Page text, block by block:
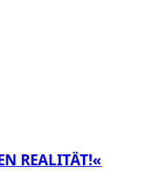
REALITÄT!«